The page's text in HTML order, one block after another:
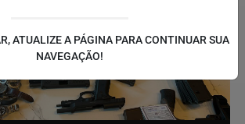
ATUALIZE A PÁGINA PARA CONTINUAR SUA
NAVEGAÇÃO!